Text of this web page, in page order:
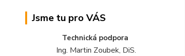
Jsme tu pro VÁS
Technická podpora
Ing. Martin Zoubek, DiS.